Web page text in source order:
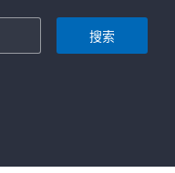
搜索